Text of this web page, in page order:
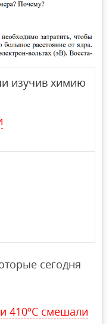
изучив химию
сегодня
410ºС смешали